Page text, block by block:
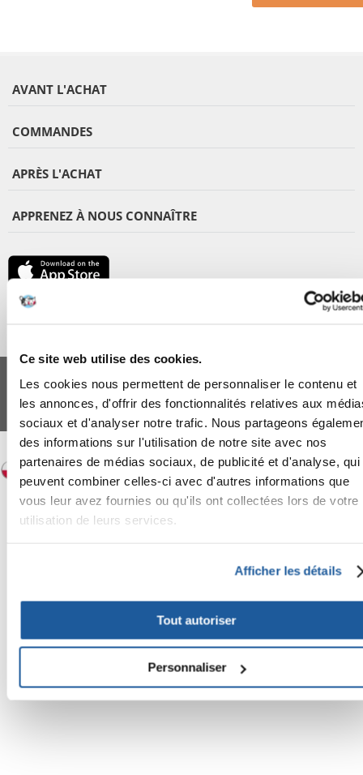
Ce site web utilise des cookies.
Les cookies nous permettent de personnaliser le contenu et
les annonces, d'offrir des fonctionnalités relatives aux
sociaux et d'analyser notre trafic. Nous partageons
des informations sur l'utilisation de notre site avec nos
partenaires de médias sociaux, de publicité et d'analyse, qui
peuvent combiner celles-ci avec d'autres informations que
vous leur avez fournies ou qu'ils ont collectées lors de votre
utilisation de leurs services.
Afficher les détails
Tout autoriser
Personnaliser
AVANT L'ACHAT
COMMANDES
APRÈS L'ACHAT
APPRENEZ À NOUS CONNAÎTRE
FERA 24 UG Sede legale: Blankenfelder Dorfstraße 94 15827 Blankenfelde-
Mahlow (Germania) - P.IVA DE317667035
*Tous les prix incluent la TVA / plus l'expédition
© 2024-2026 FERA 24 UG.
FERA INTERNATIONAL: